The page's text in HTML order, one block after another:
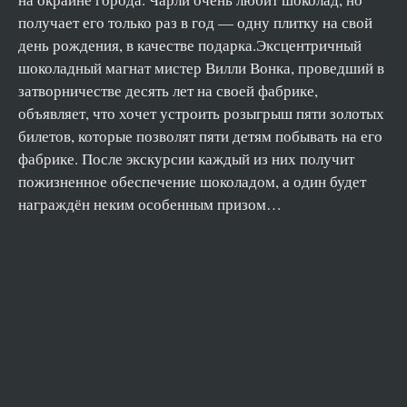
Глава 30. Шоколадная фабрика Чарли
получает его только раз в год — одну плитку на свой
день рождения, в качестве подарка.Эксцентричный
шоколадный магнат мистер Вилли Вонка, проведший в
затворничестве десять лет на своей фабрике,
объявляет, что хочет устроить розыгрыш пяти золотых
билетов, которые позволят пяти детям побывать на его
фабрике. После экскурсии каждый из них получит
пожизненное обеспечение шоколадом, а один будет
награждён неким особенным призом…